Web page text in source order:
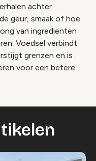
achter
geur, smaak of hoe
van ingrediënten
Voedsel verbindt
grenzen en is
voor een betere